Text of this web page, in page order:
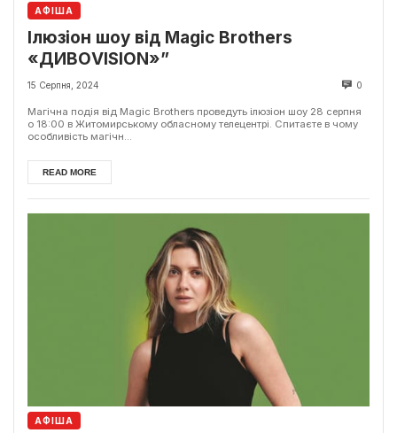
АФІША
Ілюзіон шоу від Magic Brothers
«ДИВОVISION»”
15 Серпня, 2024 0
Магічна подія від Magic Brothers проведуть ілюзіон шоу 28 серпня
о 18:00 в Житомирському обласному телецентрі. Спитаєте в чому
особливість магічн...
READ MORE
АФІША